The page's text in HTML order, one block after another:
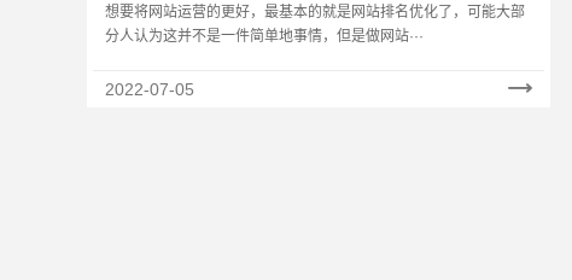
想要将网站运营的更好，最基本的就是网站排名优化了，可能大部
分人认为这并不是一件简单地事情，但是做网站···
2022-07-05